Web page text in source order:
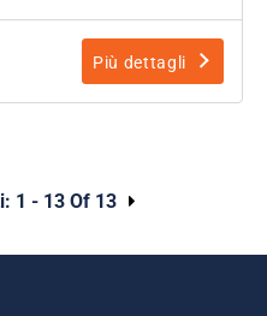
Più dettagli
1 - 13 Of 13